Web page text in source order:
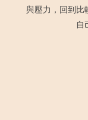
與壓力，回到比
自